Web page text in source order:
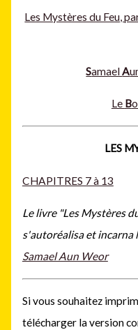
Les Mystères du Feu,
SamaelA
Le B
LES
CHAPITRES 7 à 13
Le livre "Les Mystères
s'autoréalisa et incarna
Samael Aun Weor
Si vous souhaitez
télécharger la version